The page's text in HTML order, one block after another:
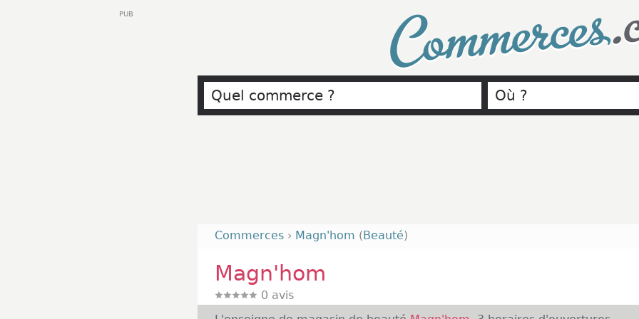
Commerces
Commerces › Magn'hom (Beauté)
Magn'hom
0 avis
PUB